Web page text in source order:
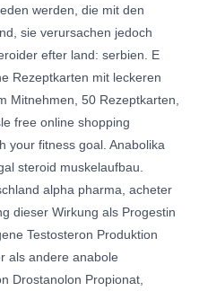
werden, die mit den
sie verursachen jedoch
efter land: serbien. E
Rezeptkarten mit leckeren
Mitnehmen, 50 Rezeptkarten,
free online shopping
your fitness goal. Anabolika
steroid muskelaufbau.
alpha pharma, acheter
dieser Wirkung als Progestin
Testosteron Produktion
als andere anabole
Drostanolon Propionat,